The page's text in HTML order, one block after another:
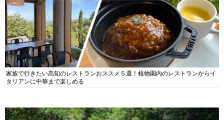
家族で行きたい高知のレストランおススメ５選！植物園内のレストランからイ
タリアンに中華まで楽しめる